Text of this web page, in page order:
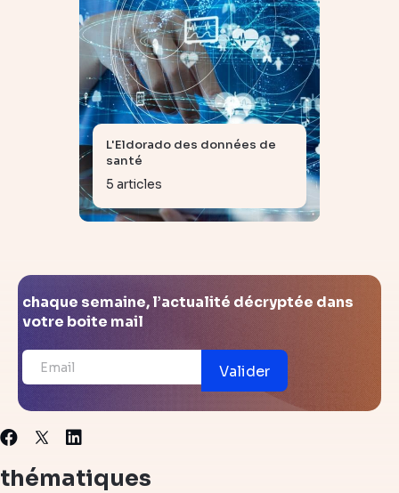
L'Eldorado des données de
santé
5 articles
chaque semaine, l’actualité décryptée dans
votre boite mail
Valider
Facebook
X Linkedin
thématiques